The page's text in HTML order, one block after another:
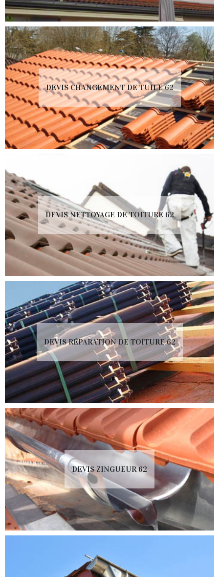
DEVIS CHANGEMENT DE TUILE 62
DEVIS NETTOYAGE DE TOITURE 62
DEVIS RÉPARATION DE TOITURE 62
DEVIS ZINGUEUR 62